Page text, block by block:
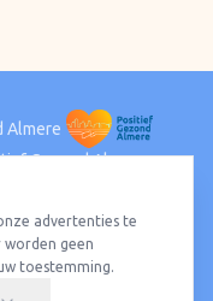
Almere
Gezond Almere
BuitenAlmere Poort
advertenties te
worden geen
toestemming.